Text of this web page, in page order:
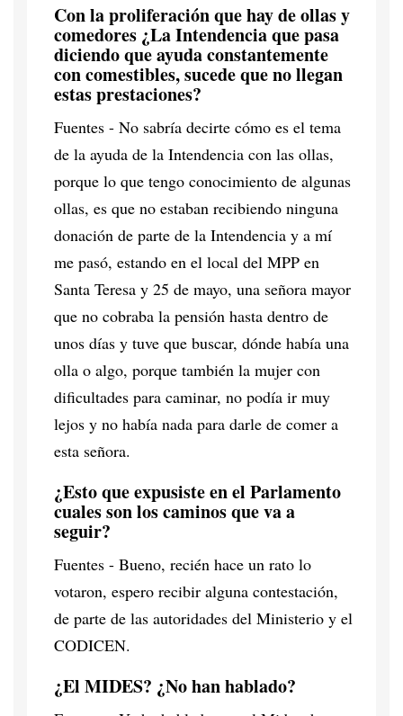
Con la proliferación que hay de ollas y
comedores ¿La Intendencia que pasa
diciendo que ayuda constantemente
con comestibles, sucede que no llegan
estas prestaciones?
Fuentes - No sabría decirte cómo es el tema
de la ayuda de la Intendencia con las ollas,
porque lo que tengo conocimiento de algunas
ollas, es que no estaban recibiendo ninguna
donación de parte de la Intendencia y a mí
me pasó, estando en el local del MPP en
Santa Teresa y 25 de mayo, una señora mayor
que no cobraba la pensión hasta dentro de
unos días y tuve que buscar, dónde había una
olla o algo, porque también la mujer con
dificultades para caminar, no podía ir muy
lejos y no había nada para darle de comer a
esta señora.
¿Esto que expusiste en el Parlamento
cuales son los caminos que va a
seguir?
Fuentes - Bueno, recién hace un rato lo
votaron, espero recibir alguna contestación,
de parte de las autoridades del Ministerio y el
CODICEN.
¿El MIDES? ¿No han hablado?